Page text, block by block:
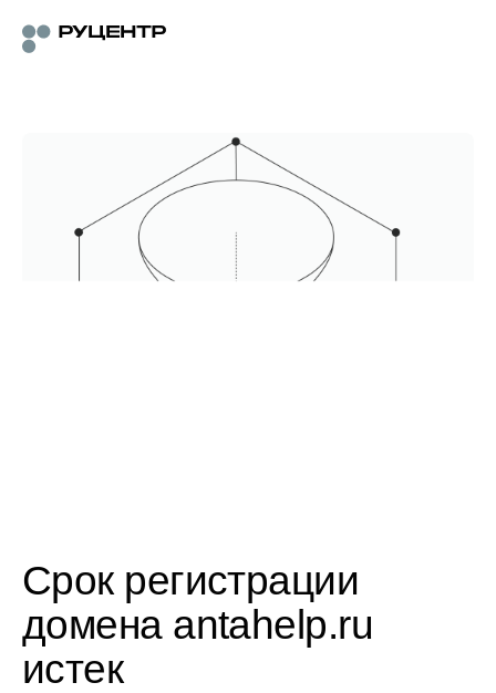
Срок регистрации
домена antahelp.ru
истек